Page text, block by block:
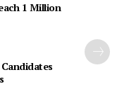
1 Million